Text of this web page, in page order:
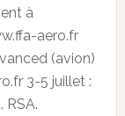
à
aero.fr
(avion)
3-5 juillet :
RSA.